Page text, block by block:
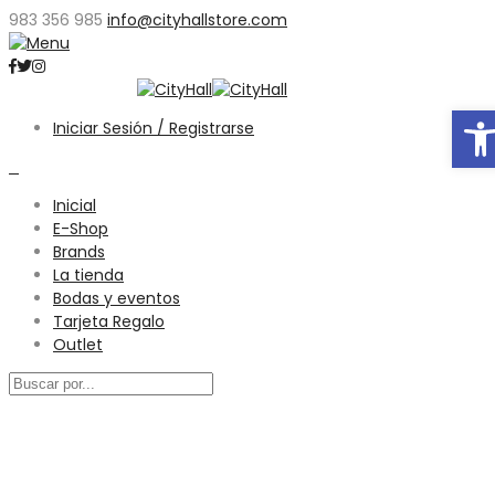
983 356 985 info@cityhallstore.com
Iniciar Sesión / Registrarse
Inicial
E-Shop
Brands
La tienda
Bodas y eventos
Tarjeta Regalo
Outlet